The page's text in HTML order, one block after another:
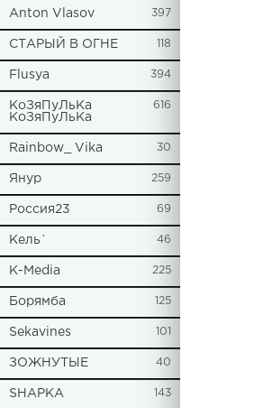
Anton Vlasov 397
СТАРЫЙ В ОГНЕ 118
Flusya 394
КоЗяПуЛьКа
КоЗяПуЛьКа
616
Rainbow_ Vika 30
Янур 259
Россия23 69
Кель` 46
К-Media 225
Борямба 125
Sekavines 101
ЗОЖНУТЫЕ 40
SHAPKA 143